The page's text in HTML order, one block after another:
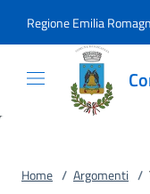
Regione Emilia
Home / Argomenti /